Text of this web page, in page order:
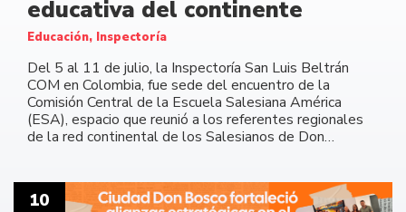
educativa del continente
Educación, Inspectoría
Del 5 al 11 de julio, la Inspectoría San Luis Beltrán
COM en Colombia, fue sede del encuentro de la
Comisión Central de la Escuela Salesiana América
(ESA), espacio que reunió a los referentes regionales
de la red continental de los Salesianos de Don…
10